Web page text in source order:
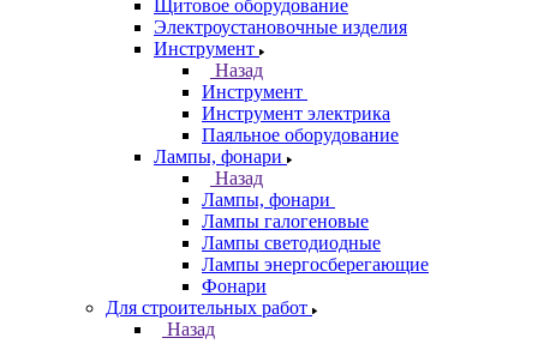
Щитовое оборудование
Электроустановочные изделия
Инструмент
Назад
Инструмент
Инструмент электрика
Паяльное оборудование
Лампы, фонари
Назад
Лампы, фонари
Лампы галогеновые
Лампы светодиодные
Лампы энергосберегающие
Фонари
Для строительных работ
Назад